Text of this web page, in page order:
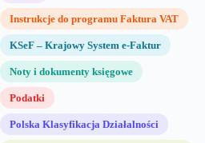
Instrukcje do programu Faktura VAT
KSeF – Krajowy System e-Faktur
Noty i dokumenty księgowe
Podatki
Polska Klasyfikacja Działalności